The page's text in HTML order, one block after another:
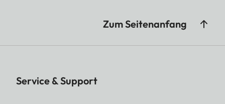
Zum Seitenanfang
Service & Support